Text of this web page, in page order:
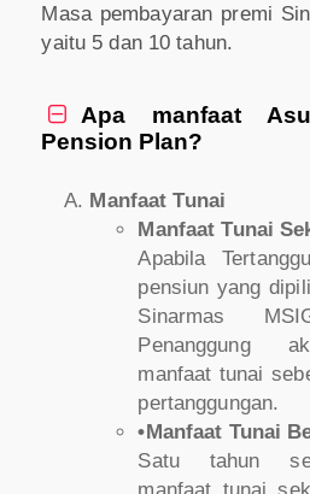
Masa pembayaran premi
yaitu 5 dan 10 tahun.

Apa manfaat
Pension Plan?
Manfaat Tunai
Manfaat Tunai
Apabila
pensiun yang
Sinarmas
Penanggung
manfaat tunai
pertanggungan.
•Manfaat Tunai
Satu tahun